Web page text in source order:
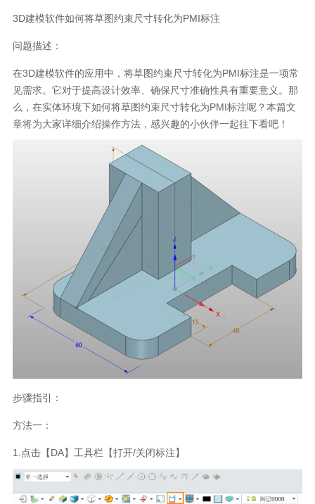
3D建模软件如何将草图约束尺寸转化为PMI标注
问题描述：
在3D建模软件的应用中，将草图约束尺寸转化为PMI标注是一项常
见需求。它对于提高设计效率、确保尺寸准确性具有重要意义。那
么，在实体环境下如何将草图约束尺寸转化为PMI标注呢？本篇文
章将为大家详细介绍操作方法，感兴趣的小伙伴一起往下看吧！
步骤指引：
方法一：
1.点击【DA】工具栏【打开/关闭标注】